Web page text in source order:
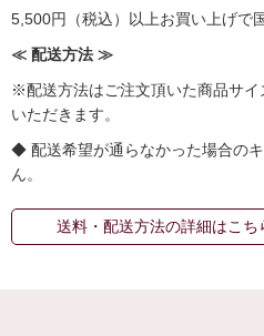
5,500円（税込）以上お買い上げで
≪ 配送方法 ≫
※配送方法はご注文頂いた商品サ
いただきます。
◆ 配送希望が通らなかった場合の
ん。
送料・配送方法の詳細はこち